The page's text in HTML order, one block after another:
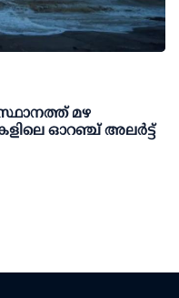
മഴ
ഓറഞ്ച് അലർട്ട്